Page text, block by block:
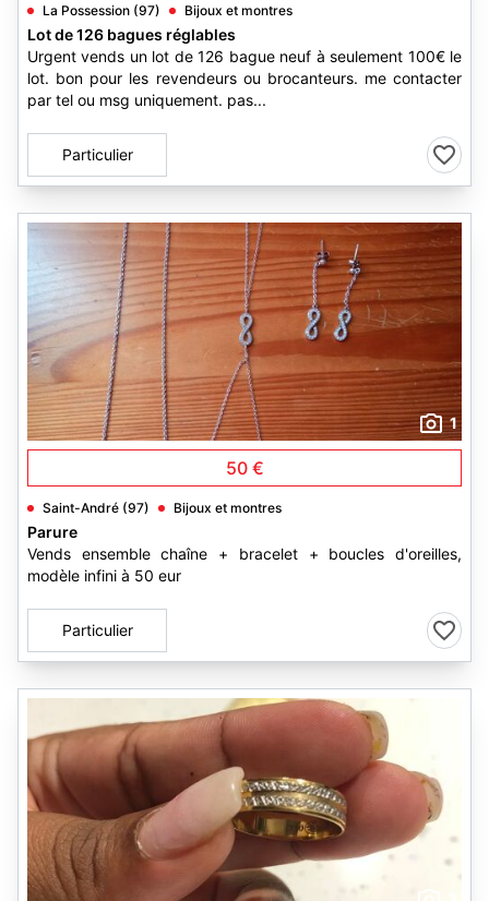
La Possession (97) Bijoux et montres
Lot de 126 bagues réglables
Urgent vends un lot de 126 bague neuf à seulement 100€ le
lot. bon pour les revendeurs ou brocanteurs. me contacter
par tel ou msg uniquement. pas...
Particulier
1
50 €
Saint-André (97) Bijoux et montres
Parure
Vends ensemble chaîne + bracelet + boucles d'oreilles,
modèle infini à 50 eur
Particulier